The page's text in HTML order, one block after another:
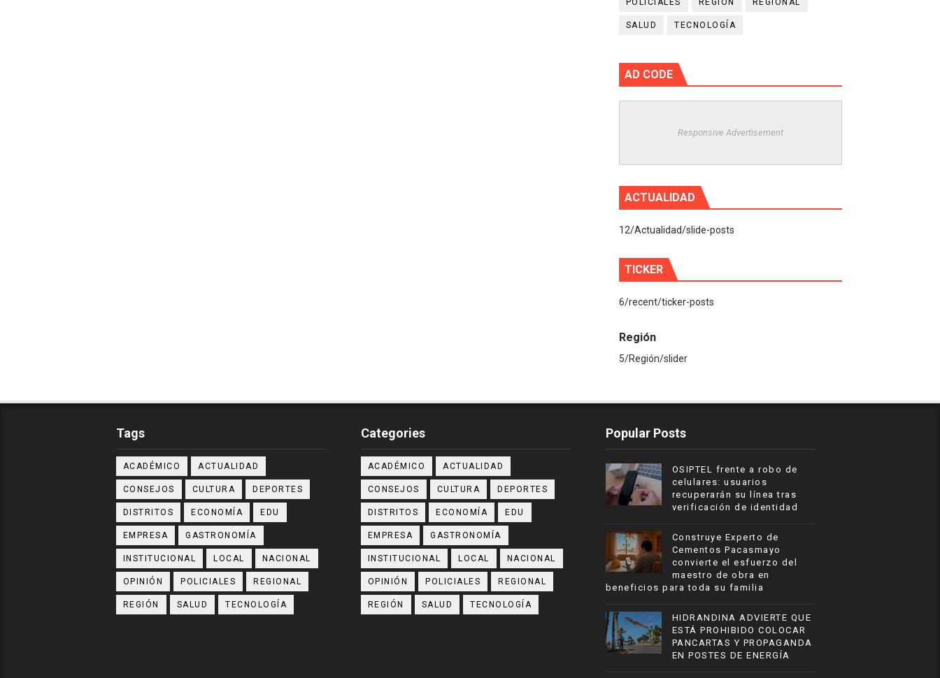
POLICIALES REGIÓN REGIONAL
SALUD TECNOLOGÍA
AD CODE
Responsive Advertisement
ACTUALIDAD
12/Actualidad/slide-posts
TICKER
6/recent/ticker-posts
Región
5/Región/slider
Tags
ACADÉMICO ACTUALIDAD
CONSEJOS CULTURA DEPORTES
DISTRITOS ECONOMÍA EDU
EMPRESA GASTRONOMÍA
INSTITUCIONAL LOCAL NACIONAL
OPINIÓN POLICIALES REGIONAL
REGIÓN SALUD TECNOLOGÍA
Categories
ACADÉMICO ACTUALIDAD
CONSEJOS CULTURA DEPORTES
DISTRITOS ECONOMÍA EDU
EMPRESA GASTRONOMÍA
INSTITUCIONAL LOCAL NACIONAL
OPINIÓN POLICIALES REGIONAL
REGIÓN SALUD TECNOLOGÍA
Popular Posts
OSIPTEL frente a robo de
celulares: usuarios
recuperarán su línea tras
verificación de identidad
Construye Experto de
Cementos Pacasmayo
convierte el esfuerzo del
maestro de obra en
beneficios para toda su familia
HIDRANDINA ADVIERTE QUE
ESTÁ PROHIBIDO COLOCAR
PANCARTAS Y PROPAGANDA
EN POSTES DE ENERGÍA